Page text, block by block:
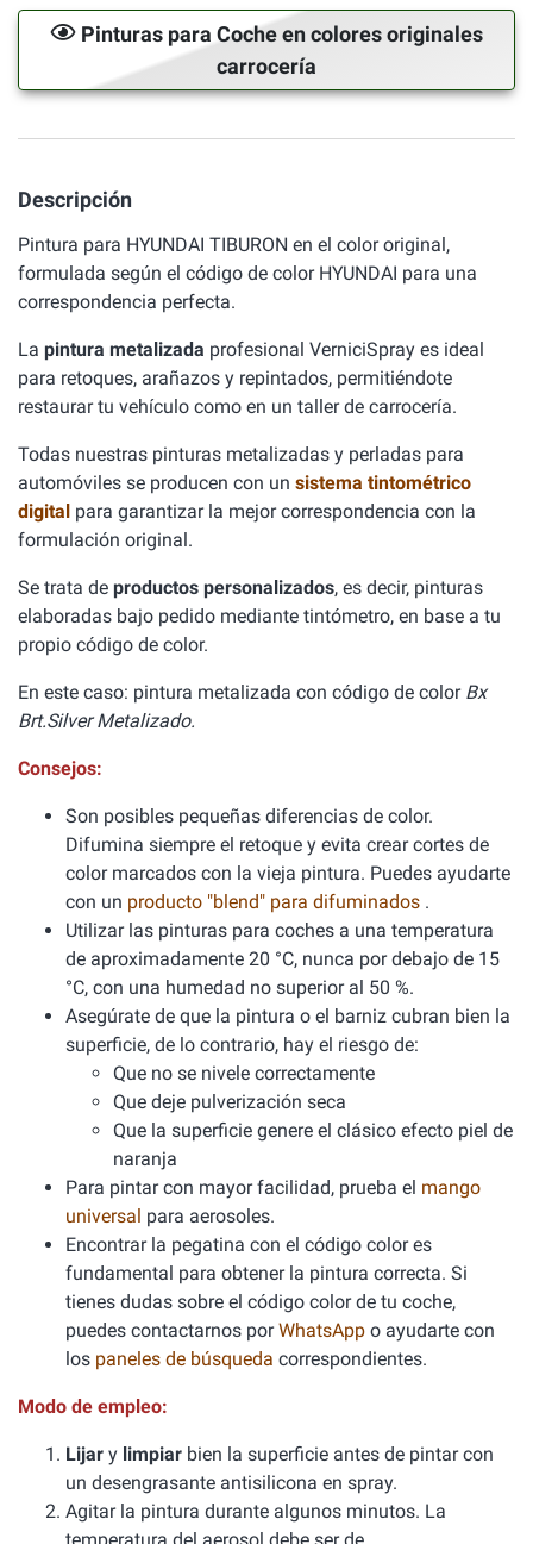
Pinturas para Coche en colores originales
carrocería
Descripción
Pintura para HYUNDAI TIBURON en el color original,
formulada según el código de color HYUNDAI para una
correspondencia perfecta.
La pintura metalizada profesional VerniciSpray es ideal
para retoques, arañazos y repintados, permitiéndote
restaurar tu vehículo como en un taller de carrocería.
Todas nuestras pinturas metalizadas y perladas para
automóviles se producen con un sistema tintométrico
digital para garantizar la mejor correspondencia con la
formulación original.
Se trata de productos personalizados, es decir, pinturas
elaboradas bajo pedido mediante tintómetro, en base a tu
propio código de color.
En este caso: pintura metalizada con código de color Bx
Brt.Silver Metalizado.
Consejos:
Son posibles pequeñas diferencias de color.
Difumina siempre el retoque y evita crear cortes de
color marcados con la vieja pintura. Puedes ayudarte
con un producto "blend" para difuminados .
Utilizar las pinturas para coches a una temperatura
de aproximadamente 20 °C, nunca por debajo de 15
°C, con una humedad no superior al 50 %.
Asegúrate de que la pintura o el barniz cubran bien la
superficie, de lo contrario, hay el riesgo de:
Que no se nivele correctamente
Que deje pulverización seca
Que la superficie genere el clásico efecto piel de
naranja
Para pintar con mayor facilidad, prueba el mango
universal para aerosoles.
Encontrar la pegatina con el código color es
fundamental para obtener la pintura correcta. Si
tienes dudas sobre el código color de tu coche,
puedes contactarnos porWhatsApp o ayudarte con
los paneles de búsqueda correspondientes.
Modo de empleo:
Lijar y limpiar bien la superficie antes de pintar con
un desengrasante antisilicona en spray.
Agitar la pintura durante algunos minutos. La